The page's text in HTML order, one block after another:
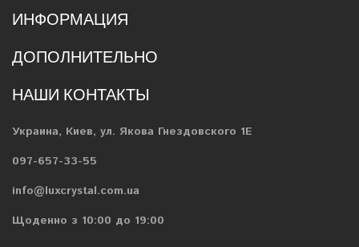
ИНФОРМАЦИЯ
ДОПОЛНИТЕЛЬНО
НАШИ КОНТАКТЫ
Украина, Киев, ул. Якова Гнездовского 1Е
097-657-33-55
info@luxcrystal.com.ua
Щоденно з 10:00 до 19:00